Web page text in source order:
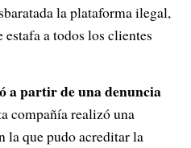
la plataforma ilegal,
a todos los clientes
a partir de una denuncia
compañía realizó una
la que pudo acreditar la